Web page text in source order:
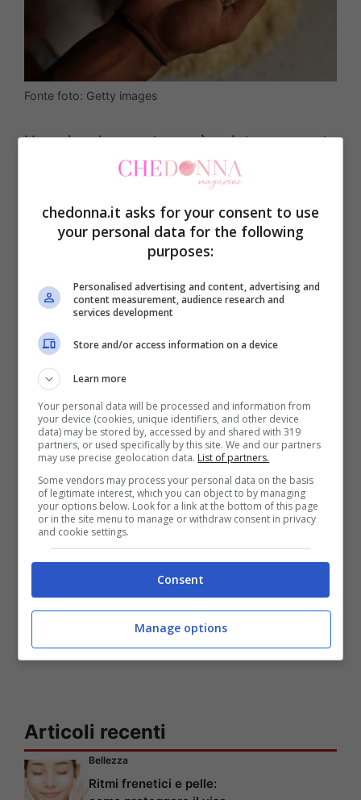
Fonte foto: Getty images
Un piccolo gesto può aiutare queste
persone in difficoltà! Basta rispondere
ad alcune popolazioni bisognose sarà
L’iniziativa, patrocinata dal World Food
Programme, si chiama freerice.com ed è
sostenuta grazie agli sponsor ed alla
collaborazione di migliaia di persone nel
mondo.
“6468450 chicchi di riso sono stati donati
ieri. Oltre 100 miliardi di chicchi sono stati
donati fino ad adesso”, afferma il sito.
Che aspettate? Correte a rispondere alle
domande!
Per saperne di piùclicca qui.
Articoli recenti
Bellezza
Ritmi frenetici e pelle:
chedonna.it asks for your consent to use
your personal data for the following
purposes:
Personalised advertising and content, advertising and
content measurement, audience research and
services development
Store and/or access information on a device
Learn more
Your personal data will be processed and information from
your device (cookies, unique identifiers, and other device
data) may be stored by, accessed by and shared with 319
partners, or used specifically by this site. We and our partners
may use precise geolocation data. List of partners.
Some vendors may process your personal data on the basis
of legitimate interest, which you can object to by managing
your options below. Look for a link at the bottom of this page
or in the site menu to manage or withdraw consent in privacy
and cookie settings.
Consent
Manage options